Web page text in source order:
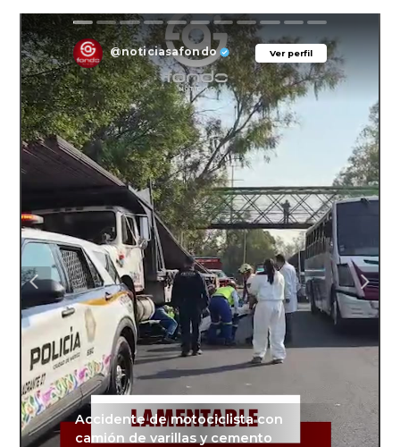
Ver perfil
@noticiasafondo Ver perfil
Accidente de motociclista con
camión de varillas y cemento